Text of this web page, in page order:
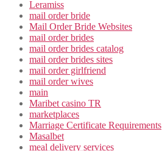
Leramiss
mail order bride
Mail Order Bride Websites
mail order brides
mail order brides catalog
mail order brides sites
mail order girlfriend
mail order wives
main
Maribet casino TR
marketplaces
Marriage Certificate Requirements
Masalbet
meal delivery services